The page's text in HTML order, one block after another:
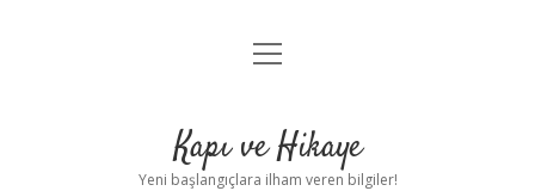
Anasayfa
Yasal Uyarı
menüyü
Kapı ve Hikaye
Yeni başlangıçlara ilham veren bilgiler!